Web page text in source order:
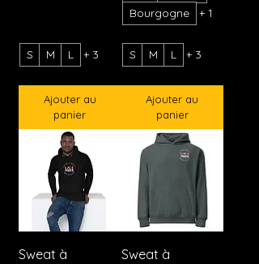
S M L + 3
Ajouter au
panier
Bourgogne
+ 1
S M L + 3
Ajouter au
panier
Sweat à
Sweat à